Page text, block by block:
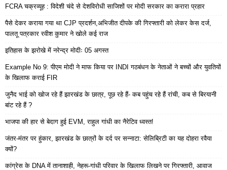
FCRA चक्रव्यूह : विदेशी चंदे से देशविरोधी साजिशों पर मोदी सरकार का करारा प्रहार
पैसे देकर कराया गया था CJP प्रदर्शन,अभिजीत दीपके की गिरफ्तारी को लेकर केस दर्ज,
पालतू पत्रकार रवीश कुमार ने खोले कई राज
इतिहास के झरोखे में नरेन्द्र मोदीः 05 अगस्त
Example No 9: पीएम मोदी ने माफ किया पर INDI गठबंधन के नेताओं ने बच्चों और युवतियों
के खिलाफ कराई FIR
जुनैद भाई को खोज रहे हैं झारखंड के छात्र, पूछ रहे हैं- कब पहुंच रहे हैं रांची, कब से बिरयानी
बांट रहे हैं ?
भाजपा की हार से बेदाग हुई EVM, राहुल गांधी का नैरेटिव ध्वस्त!
जंतर-मंतर पर हुंकार, झारखंड के छात्रों के दर्द पर सन्नाटा: सेलिब्रिटी का यह दोहरा रवैया
क्यों?
कांग्रेस के DNA में तानाशाही, नेहरू-गांधी परिवार के खिलाफ लिखने पर गिरफ्तारी, आवाज